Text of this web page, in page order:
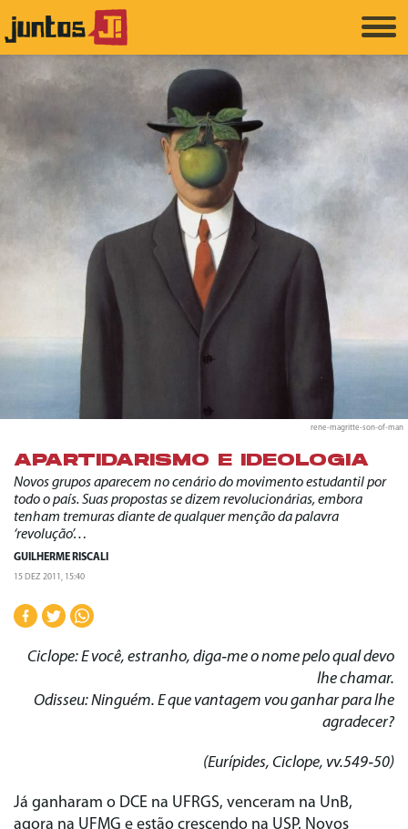
rene-magritte-son-of-man
APARTIDARISMO E IDEOLOGIA
Novos grupos aparecem no cenário do movimento estudantil por
todo o país. Suas propostas se dizem revolucionárias, embora
tenham tremuras diante de qualquer menção da palavra
‘revolução’…
GUILHERME RISCALI
15 DEZ 2011, 15:40
Ciclope: E você, estranho, diga‑me o nome pelo qual devo
lhe chamar.
Odisseu: Ninguém. E que vantagem vou ganhar para lhe
agradecer?
(Eurípides, Ciclope, vv.549‑50)
Já ganharam o DCE na UFRGS, venceram na UnB,
agora na UFMG e estão crescendo na USP. Novos